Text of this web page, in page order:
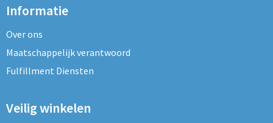
Informatie
Over ons
Maatschappelijk verantwoord
Fulfillment Diensten
Veilig winkelen